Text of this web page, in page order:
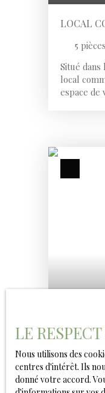
LOCAL
5 pièces
Situé
local
espace de
4 333€ /
LE
Nous utilisons des
centres d'intérêt. Ils
donné votre accord.